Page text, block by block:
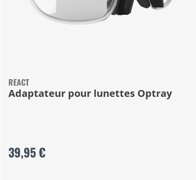
REACT
Adaptateur pour lunettes Optray
39,95 €